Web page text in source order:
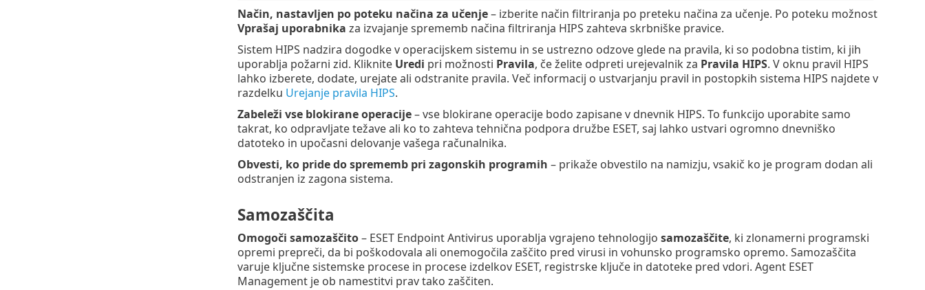
Način, nastavljen po poteku načina za učenje– izberite način filtriranja po preteku načina za učenje. Po poteku možnost
Vprašaj uporabnika za izvajanje sprememb načina filtriranja HIPS zahteva skrbniške pravice.
Sistem HIPS nadzira dogodke v operacijskem sistemu in se ustrezno odzove glede na pravila, ki so podobna tistim, ki jih
uporablja požarni zid. Kliknite Uredi pri možnosti Pravila, če želite odpreti urejevalnik za Pravila HIPS. V oknu pravil HIPS
lahko izberete, dodate, urejate ali odstranite pravila. Več informacij o ustvarjanju pravil in postopkih sistema HIPS najdete v
razdelku Urejanje pravila HIPS.
Zabeleži vse blokirane operacije– vse blokirane operacije bodo zapisane v dnevnik HIPS. To funkcijo uporabite samo
takrat, ko odpravljate težave ali ko to zahteva tehnična podpora družbe ESET, saj lahko ustvari ogromno dnevniško
datoteko in upočasni delovanje vašega računalnika.
Obvesti, ko pride do sprememb pri zagonskih programih – prikaže obvestilo na namizju, vsakič ko je program dodan ali
odstranjen iz zagona sistema.
Samozaščita
Omogoči samozaščito– ESET Endpoint Antivirus uporablja vgrajeno tehnologijo samozaščite, ki zlonamerni programski
opremi prepreči, da bi poškodovala ali onemogočila zaščito pred virusi in vohunsko programsko opremo. Samozaščita
varuje ključne sistemske procese in procese izdelkov ESET, registrske ključe in datoteke pred vdori. Agent ESET
Management je ob namestitvi prav tako zaščiten.